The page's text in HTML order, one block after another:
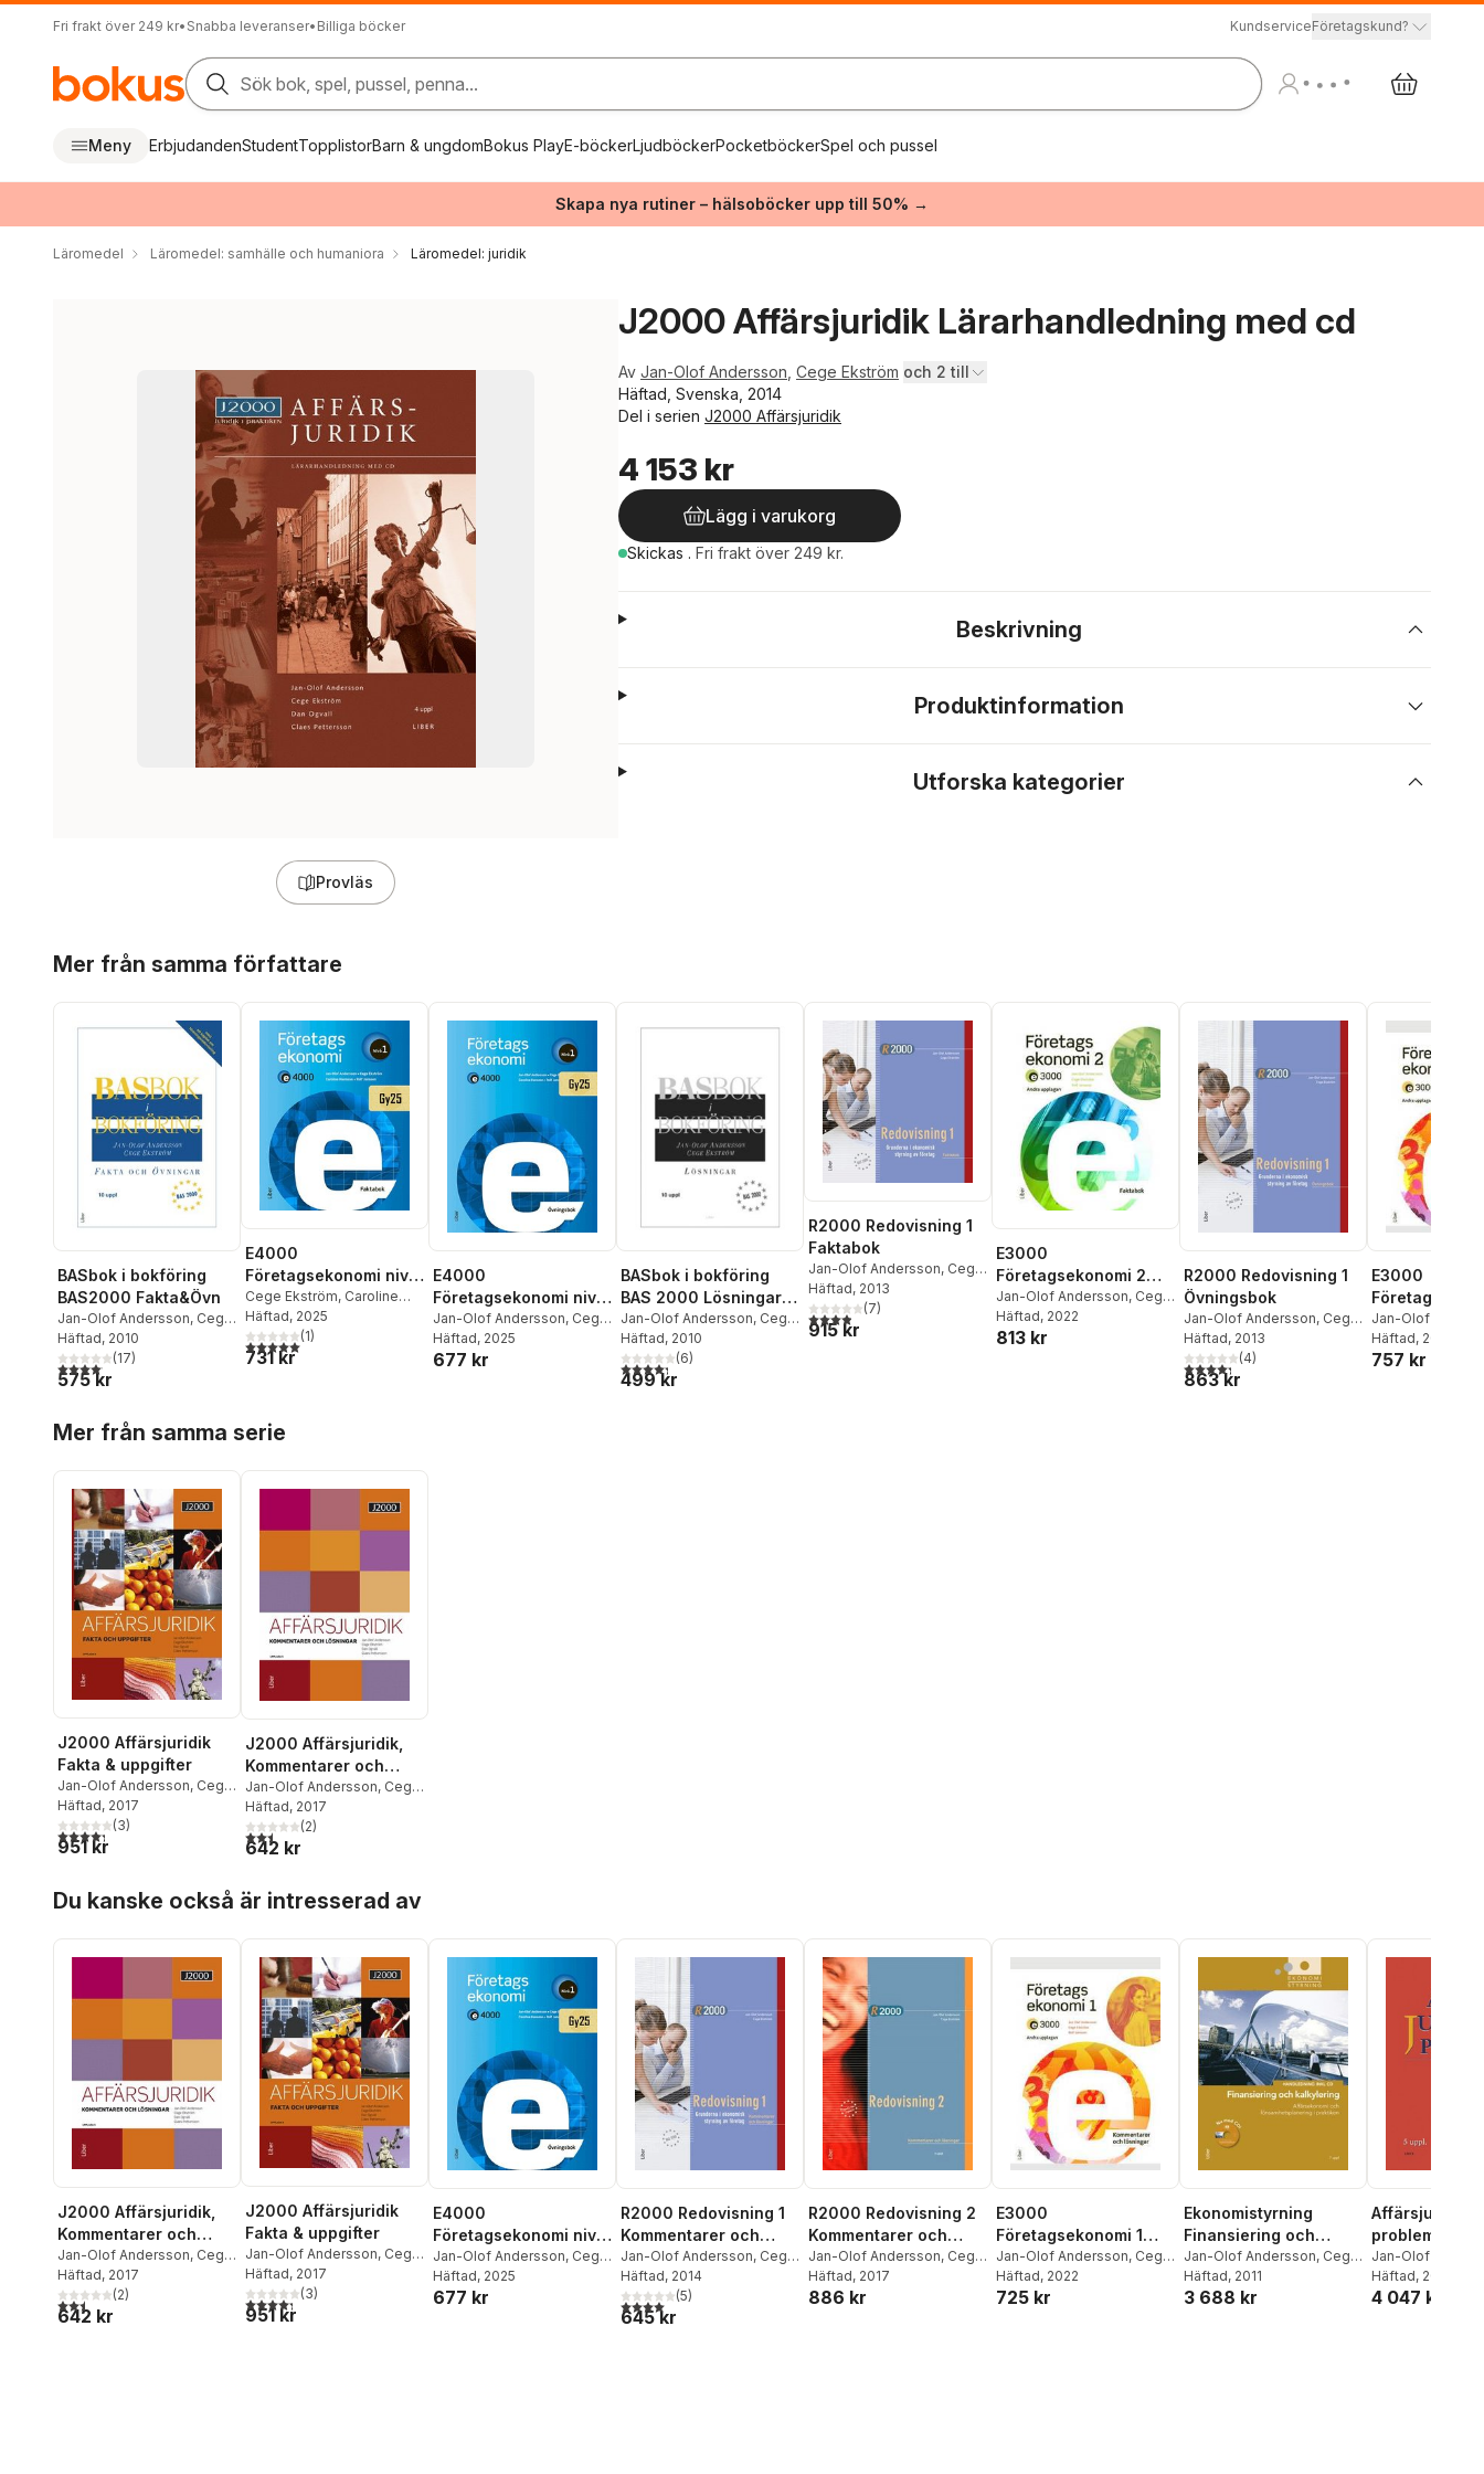
Fri frakt över 249 kr• Snabba leveranser• Billiga böcker KundserviceFöretagskund?
Sök bok, spel, pussel, penna...
Meny ErbjudandenStudentTopplistorBarn & ungdomBokus PlayE-böckerLjudböckerPocketböckerSpel och pussel
Skapa nya rutiner – hälsoböcker upp till 50% →
Läromedel Läromedel: samhälle och humaniora Läromedel: juridik
Provläs
J2000 Affärsjuridik Lärarhandledning med cd
Av Jan-Olof Andersson Cege Ekström och 2 till
Häftad, Svenska, 2014
Del i serien J2000 Affärsjuridik
4 153 kr
Lägg i varukorg
Skickas . Fri frakt över 249 kr.
Beskrivning
Produktinformation
Utforska kategorier
Mer från samma författare
BASbok i bokföring
BAS2000 Fakta&Övn
Jan-Olof Andersson, Cege
Ekström
Häftad, 2010
4,1utav 5 stjärnor. Totalt antal röster:
(17)
575 kr
E4000
Företagsekonomi nivå
1 Faktabok
Cege Ekström, Caroline
Hansson,Rolf Jansson
Jan-Olof Andersson
Häftad, 2025
5,0utav 5 stjärnor. Totalt antal röster:
(1)
731 kr
E4000
Företagsekonomi nivå
1 Övningsbok
Jan-Olof Andersson, Cege
Ekström,Caroline Hansson
Rolf Jansson
Häftad, 2025
677 kr
BASbok i bokföring
BAS 2000 Lösningar
BAS 2000
Jan-Olof Andersson, Cege
Ekström
Häftad, 2010
4,3utav 5 stjärnor. Totalt antal röster:
(6)
499 kr
R2000 Redovisning 1
Faktabok
Jan-Olof Andersson, Cege
Ekström
Häftad, 2013
3,9utav 5 stjärnor. Totalt antal röster:
(7)
915 kr
E3000
Företagsekonomi 2
Faktabok
Jan-Olof Andersson, Cege
Ekström,Rolf Jansson
Häftad, 2022
813 kr
R2000 Redovisning 1
Övningsbok
Jan-Olof Andersson, Cege
Ekström
Häftad, 2013
4,3utav 5 stjärnor. Totalt antal röster:
(4)
863 kr
E3000
Övningsbok
Jan-Olof
Ekström,
Jöran Enqvist
Häftad, 2022
757 kr
Mer från samma serie
J2000 Affärsjuridik
Fakta & uppgifter
Jan-Olof Andersson, Cege
Ekström,Dan Ogvall
Pettersson
Häftad, 2017
4,3utav 5 stjärnor. Totalt antal röster:
(3)
951 kr
J2000 Affärsjuridik,
Kommentarer och
lösningar
Jan-Olof Andersson, Cege
Ekström,Dan Ogvall
Pettersson
Häftad, 2017
2,5utav 5 stjärnor. Totalt antal röster:
(2)
642 kr
Du kanske också är intresserad av
J2000 Affärsjuridik,
Kommentarer och
lösningar
Jan-Olof Andersson, Cege
Ekström,Dan Ogvall
Pettersson
Häftad, 2017
2,5utav 5 stjärnor. Totalt antal röster:
(2)
642 kr
J2000 Affärsjuridik
Fakta & uppgifter
Jan-Olof Andersson, Cege
Ekström,Dan Ogvall
Pettersson
Häftad, 2017
4,3utav 5 stjärnor. Totalt antal röster:
(3)
951 kr
E4000
Företagsekonomi nivå
1 Övningsbok
Jan-Olof Andersson, Cege
Ekström,Caroline Hansson
Rolf Jansson
Häftad, 2025
677 kr
R2000 Redovisning 1
Kommentarer och
lösningar
Jan-Olof Andersson, Cege
Ekström
Häftad, 2014
4,0utav 5 stjärnor. Totalt antal röster:
(5)
645 kr
R2000 Redovisning 2
Kommentarer och
lösningar
Jan-Olof Andersson, Cege
Ekström,Göran Lückander
Ola Stålebrink
Häftad, 2017
886 kr
E3000
Företagsekonomi 1
Kommentarer och
lösningar
Jan-Olof Andersson, Cege
Ekström,Rolf Jansson
Häftad, 2022
725 kr
Ekonomistyrning
Finansiering och
kalkylering
Handledning + cd
Jan-Olof Andersson, Cege
Ekström
Häftad, 2011
3 688 kr
problem
cd
Jan-Olof
Ekström,
Krister Sundin
Häftad, 2011
4 047 kr